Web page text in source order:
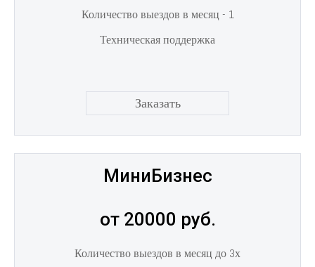
Количество выездов в месяц - 1
Техническая поддержка
Заказать
МиниБизнес
от 20000 руб.
Количество выездов в месяц до 3х